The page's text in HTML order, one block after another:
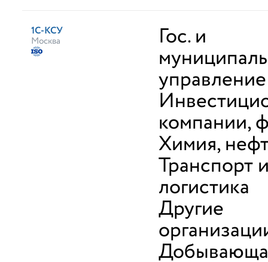
1С-КСУ
Москва Гос. и
управление
компании,
Химия,
Транспорт
логистика
Другие